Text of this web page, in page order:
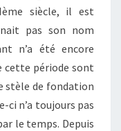
siècle, il est
pas son nom
n’a été encore
cette période sont
stèle de fondation
ci n’a toujours pas
le temps. Depuis